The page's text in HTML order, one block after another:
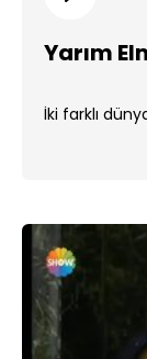
Yarım
İki farklı